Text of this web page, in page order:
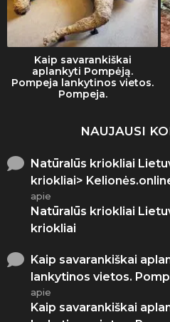
Kaip savarankiškai
aplankyti Pompėją.
Pompeja lankytinos vietos.
Pompeja.
NAUJAUSI
Natūralūs kriokliai
kriokliai>
apie
Natūralūs kriokliai
kriokliai
Kaip savarankiškai
lankytinos vietos.
apie
Kaip savarankiškai